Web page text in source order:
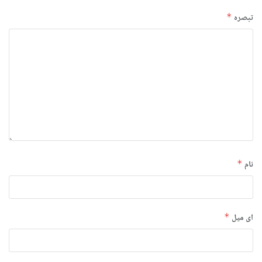
تبصرہ *
نام *
ای میل *